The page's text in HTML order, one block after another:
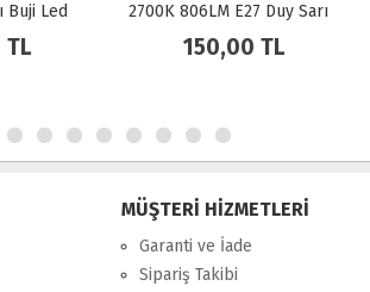
806LM E27 Duy Sarı
Ampul Dim Edilebilir /
4099854394294
E27 Duy 1080 LM
MÜŞTERİ HİZMETLERİ
Garanti ve İade
Sipariş Takibi